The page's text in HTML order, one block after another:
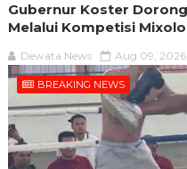
Gubernur Koster
Melalui Kompetisi
Dewata News Aug 09, 2026
BREAKING NEWS